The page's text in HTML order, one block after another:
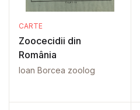
CARTE
Zoocecidii din
România
Ioan Borcea zoolog